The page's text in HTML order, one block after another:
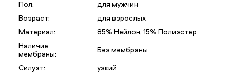
Пол:
для мужчин
Возраст:
для взрослых
Материал:
85% Нейлон, 15% Полиэстер
Наличие
мембраны:
Без мембраны
Силуэт:
узкий